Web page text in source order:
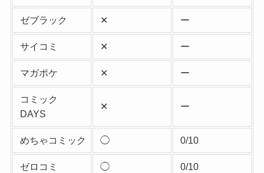
ゼブラック ✕ ー
サイコミ ✕ ー
マガポケ ✕ ー
コミック
DAYS
✕ ー
めちゃコミック ◯ 0/10
ゼロコミ ◯ 0/10